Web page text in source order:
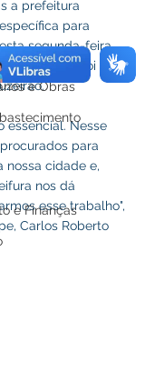
e Obras
e Finanças
a prefeitura
para
segunda-feira,
também foi
para
nossa cidade e,
nos dá
esse trabalho",
Carlos Roberto